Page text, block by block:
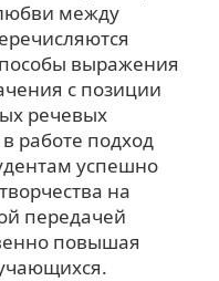
между
выражения
с позиции
речевых
работе подход
успешно
на
передачей
повышая